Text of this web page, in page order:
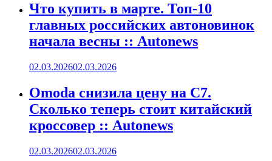
Что купить в марте. Топ-10
главных российских автоновинок
начала весны :: Autonews
02.03.202602.03.2026
Omoda снизила цену на C7.
Сколько теперь стоит китайский
кроссовер :: Autonews
02.03.202602.03.2026